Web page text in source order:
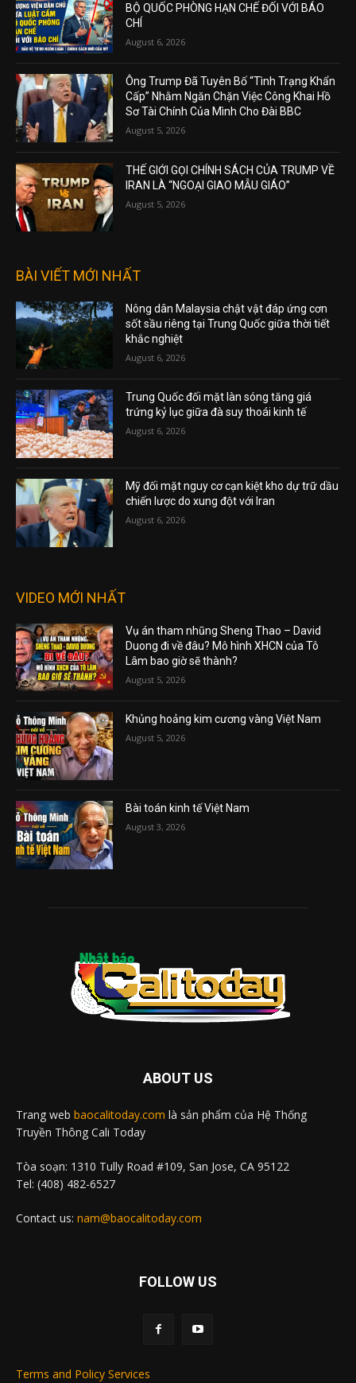
BỘ QUỐC PHÒNG HẠN CHẾ ĐỐI VỚI BÁO
CHÍ
August 6, 2026
Ông Trump Đã Tuyên Bố “Tình Trạng Khẩn
Cấp” Nhằm Ngăn Chặn Việc Công Khai Hồ
Sơ Tài Chính Của Mình Cho Đài BBC
August 5, 2026
THẾ GIỚI GỌI CHÍNH SÁCH CỦA TRUMP VỀ
IRAN LÀ “NGOẠI GIAO MẪU GIÁO”
August 5, 2026
BÀI VIẾT MỚI NHẤT
Nông dân Malaysia chật vật đáp ứng cơn
sốt sầu riêng tại Trung Quốc giữa thời tiết
khắc nghiệt
August 6, 2026
Trung Quốc đối mặt làn sóng tăng giá
trứng kỷ lục giữa đà suy thoái kinh tế
August 6, 2026
Mỹ đối mặt nguy cơ cạn kiệt kho dự trữ dầu
chiến lược do xung đột với Iran
August 6, 2026
VIDEO MỚI NHẤT
Vụ án tham nhũng Sheng Thao – David
Duong đi về đâu? Mô hình XHCN của Tô
Lâm bao giờ sẽ thành?
August 5, 2026
Khủng hoảng kim cương vàng Việt Nam
August 5, 2026
Bài toán kinh tế Việt Nam
August 3, 2026
ABOUT US
Trang web baocalitoday.com là sản phẩm của Hệ Thống
Truyền Thông Cali Today
Tòa soạn: 1310 Tully Road #109, San Jose, CA 95122
Tel: (408) 482-6527
Contact us: nam@baocalitoday.com
FOLLOW US
Terms and Policy Services